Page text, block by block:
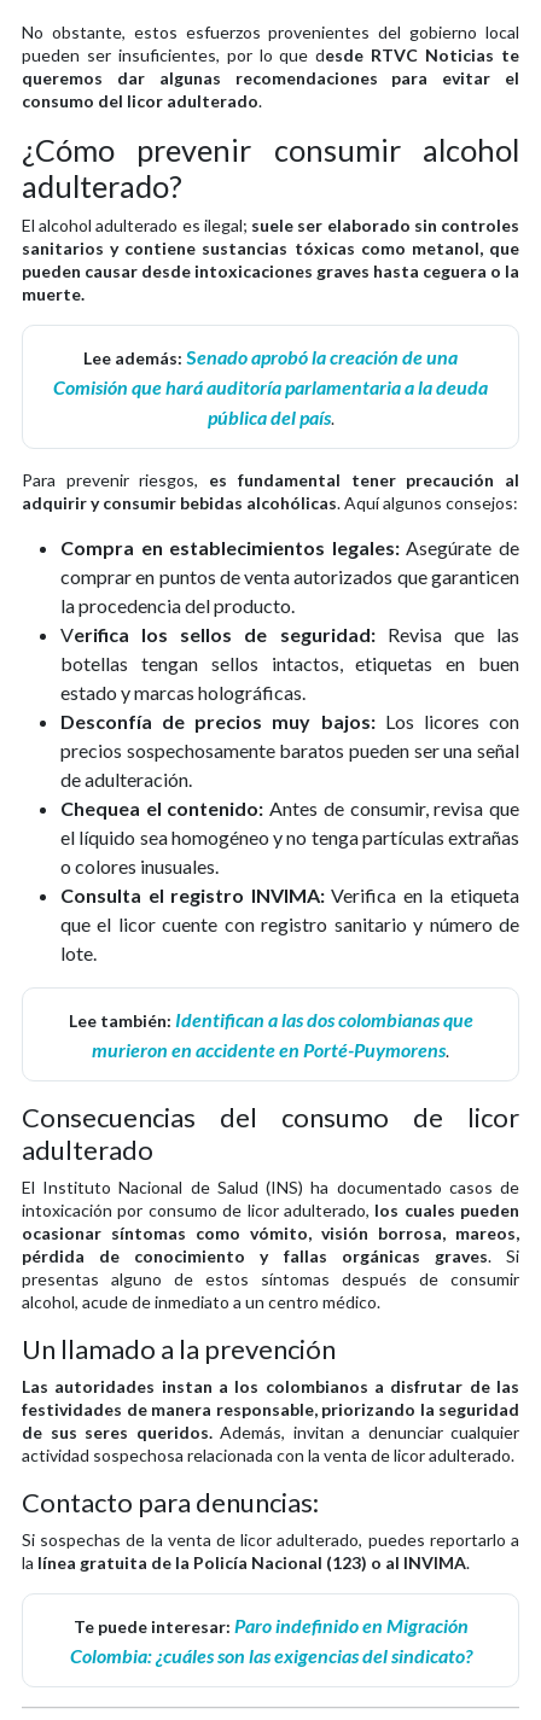
No obstante, estos esfuerzos provenientes del gobierno local
pueden ser insuficientes, por lo que desde RTVC Noticias te
queremos dar algunas recomendaciones para evitar el
consumo del licor adulterado.
¿Cómo prevenir consumir alcohol
adulterado?
El alcohol adulterado es ilegal; suele ser elaborado sin controles
sanitarios y contiene sustancias tóxicas como metanol, que
pueden causar desde intoxicaciones graves hasta ceguera o la
muerte.
Lee además: Senado aprobó la creación de una
Comisión que hará auditoría parlamentaria a la deuda
pública del país.
Para prevenir riesgos, es fundamental tener precaución al
adquirir y consumir bebidas alcohólicas. Aquí algunos consejos:
Compra en establecimientos legales:Asegúrate de
comprar en puntos de venta autorizados que garanticen
la procedencia del producto.
Verifica los sellos de seguridad:Revisa que las
botellas tengan sellos intactos, etiquetas en buen
estado y marcas holográficas.
Desconfía de precios muy bajos:Los licores con
precios sospechosamente baratos pueden ser una señal
de adulteración.
Chequea el contenido:Antes de consumir, revisa que
el líquido sea homogéneo y no tenga partículas extrañas
o colores inusuales.
Consulta el registro INVIMA:Verifica en la etiqueta
que el licor cuente con registro sanitario y número de
lote.
Lee también: Identifican a las dos colombianas que
murieron en accidente en Porté-Puymorens.
Consecuencias del consumo de licor
adulterado
El Instituto Nacional de Salud (INS) ha documentado casos de
intoxicación por consumo de licor adulterado, los cuales pueden
ocasionar síntomas como vómito, visión borrosa, mareos,
pérdida de conocimiento y fallas orgánicas graves. Si
presentas alguno de estos síntomas después de consumir
alcohol, acude de inmediato a un centro médico.
Un llamado a la prevención
Las autoridades instan a los colombianos a disfrutar de las
festividades de manera responsable, priorizando la seguridad
de sus seres queridos.Además, invitan a denunciar cualquier
actividad sospechosa relacionada con la venta de licor adulterado.
Contacto para denuncias:
Si sospechas de la venta de licor adulterado, puedes reportarlo a
la línea gratuita de la Policía Nacional (123) o al INVIMA.
Te puede interesar: Paro indefinido en Migración
Colombia: ¿cuáles son las exigencias del sindicato?